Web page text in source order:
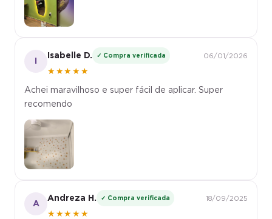
I
Isabelle D. ✓ Compra verificada
★★★★★
06/01/2026
Achei maravilhoso e super fácil de aplicar. Super
recomendo
A
Andreza H. ✓ Compra verificada
★★★★★
18/09/2025